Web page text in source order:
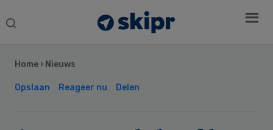
Search
Home › Nieuws
Opslaan Reageer nu Delen
Sidebar